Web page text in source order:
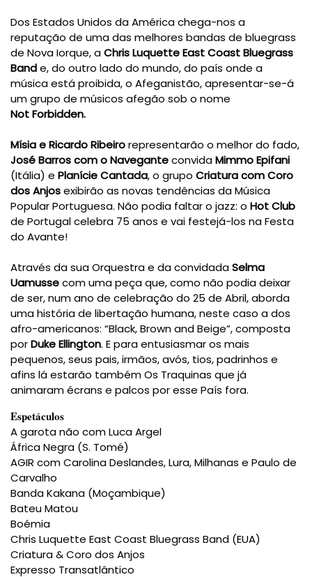
Dos Estados Unidos da América chega-nos a
reputação de uma das melhores bandas de bluegrass
de Nova Iorque, aChris Luquette East Coast Bluegrass
Bande, do outro lado do mundo, do país onde a
música está proibida, o Afeganistão, apresentar-se-á
um grupo de músicos afegão sob o nome
NotForbidden.
MísiaeRicardo Ribeirorepresentarão o melhor do fado,
José Barroscom oNaveganteconvidaMimmo Epifani
(Itália) e Planície Cantada, o grupo CriaturacomCoro
dos Anjosexibirão as novas tendências da Música
Popular Portuguesa. Não podia faltar o jazz: o Hot Club
de Portugal celebra 75 anos e vai festejá-los na Festa
do Avante!
Através da sua Orquestra e da convidadaSelma
Uamussecom uma peça que, como não podia deixar
de ser, num ano de celebração do 25 de Abril, aborda
uma história de libertação humana, neste caso a dos
afro-americanos: “Black, Brown and Beige”, composta
porDuke Ellington. E para entusiasmar os mais
pequenos, seus pais, irmãos, avós, tios, padrinhos e
afins lá estarão também Os Traquinas que já
animaram écrans e palcos por esse País fora.
Espetáculos
A garota não com Luca Argel
África Negra (S. Tomé)
AGIR com Carolina Deslandes, Lura, Milhanas e Paulo de
Carvalho
Banda Kakana (Moçambique)
Bateu Matou
Boémia
Chris Luquette East Coast Bluegrass Band (EUA)
Criatura & Coro dos Anjos
Expresso Transatlântico